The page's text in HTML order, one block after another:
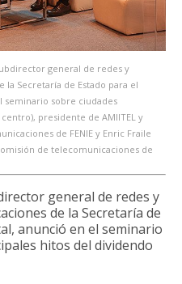
general de redes y
Secretaría de Estado para el
seminario sobre ciudades
presidente de AMIITEL y
de FENIE y Enric Fraile
de telecomunicaciones de
general de redes y
de la Secretaría de
anunció en el seminario
hitos del dividendo